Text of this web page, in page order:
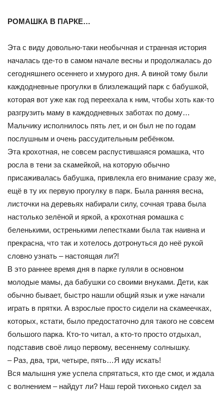
РОМАШКА В ПАРКЕ…
Эта с виду довольно-таки необычная и странная история
началась где-то в самом начале весны и продолжалась до
сегодняшнего осеннего и хмурого дня. А виной тому были
каждодневные прогулки в близлежащий парк с бабушкой,
которая вот уже как год переехала к ним, чтобы хоть как-то
разгрузить маму в каждодневных заботах по дому…
Мальчику исполнилось пять лет, и он был не по годам
послушным и очень рассудительным ребёнком.
Эта крохотная, не совсем распустившаяся ромашка, что
росла в тени за скамейкой, на которую обычно
присаживалась бабушка, привлекла его внимание сразу же,
ещё в ту их первую прогулку в парк. Была ранняя весна,
листочки на деревьях набирали силу, сочная трава была
настолько зелёной и яркой, а крохотная ромашка с
беленькими, остренькими лепестками была так наивна и
прекрасна, что так и хотелось дотронуться до неё рукой
словно узнать – настоящая ли?!
В это раннее время дня в парке гуляли в основном
молодые мамы, да бабушки со своими внуками. Дети, как
обычно бывает, быстро нашли общий язык и уже начали
играть в прятки. А взрослые просто сидели на скамеечках,
которых, кстати, было предостаточно для такого не совсем
большого парка. Кто-то читал, а кто-то просто отдыхал,
подставив своё лицо первому, весеннему солнышку.
– Раз, два, три, четыре, пять…Я иду искать!
Вся малышня уже успела спрятаться, кто где смог, и ждала
с волнением – найдут ли? Наш герой тихонько сидел за